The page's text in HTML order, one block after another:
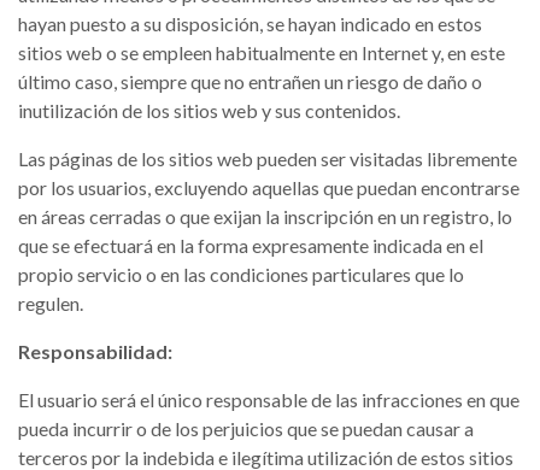
hayan puesto a su disposición, se hayan indicado en estos
sitios web o se empleen habitualmente en Internet y, en este
último caso, siempre que no entrañen un riesgo de daño o
inutilización de los sitios web y sus contenidos.
Las páginas de los sitios web pueden ser visitadas libremente
por los usuarios, excluyendo aquellas que puedan encontrarse
en áreas cerradas o que exijan la inscripción en un registro, lo
que se efectuará en la forma expresamente indicada en el
propio servicio o en las condiciones particulares que lo
regulen.
Responsabilidad:
El usuario será el único responsable de las infracciones en que
pueda incurrir o de los perjuicios que se puedan causar a
terceros por la indebida e ilegítima utilización de estos sitios